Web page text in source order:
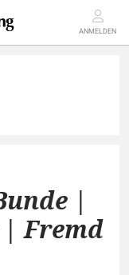
ANMELDEN
|
Fremd